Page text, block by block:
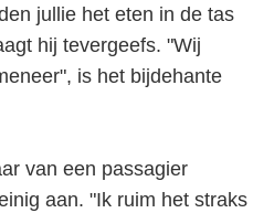
jullie het eten in de tas
hij tevergeefs. "Wij
is het bijdehante
van een passagier
aan. "Ik ruim het straks